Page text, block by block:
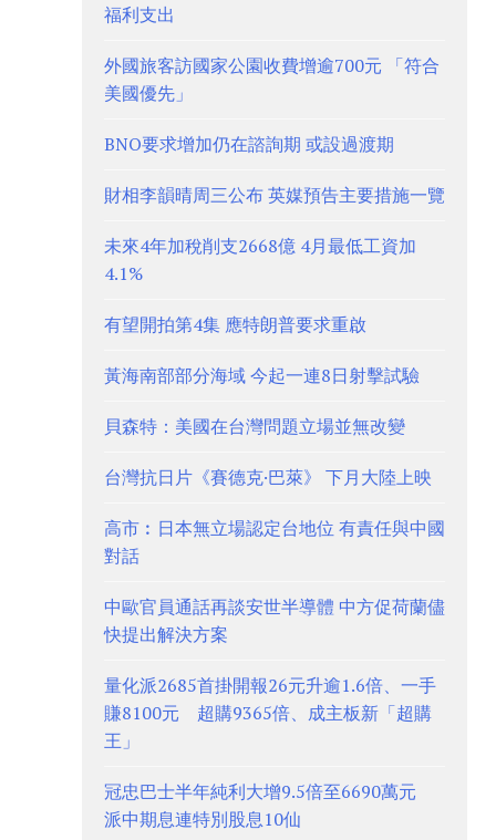
福利支出
外國旅客訪國家公園收費增逾700元 「符合
美國優先」
BNO要求增加仍在諮詢期 或設過渡期
財相李韻晴周三公布 英媒預告主要措施一覽
未來4年加稅削支2668億 4月最低工資加
4.1%
有望開拍第4集 應特朗普要求重啟
黃海南部部分海域 今起一連8日射擊試驗
貝森特：美國在台灣問題立場並無改變
台灣抗日片《賽德克·巴萊》 下月大陸上映
高市︰日本無立場認定台地位 有責任與中國
對話
中歐官員通話再談安世半導體 中方促荷蘭儘
快提出解決方案
量化派2685首掛開報26元升逾1.6倍、一手
賺8100元 超購9365倍、成主板新「超購
王」
冠忠巴士半年純利大增9.5倍至6690萬元
派中期息連特別股息10仙